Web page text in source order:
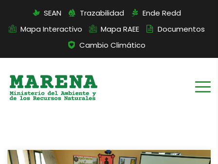
SEAN Trazabilidad
Ende Redd
Mapa Interactivo
Mapa RAEE
Documentos
Cambio Climático